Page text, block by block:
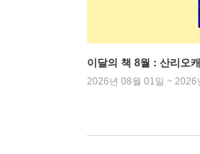
이달의 책 8월 : 산리오
2026년 08월 01일 ~ 2026